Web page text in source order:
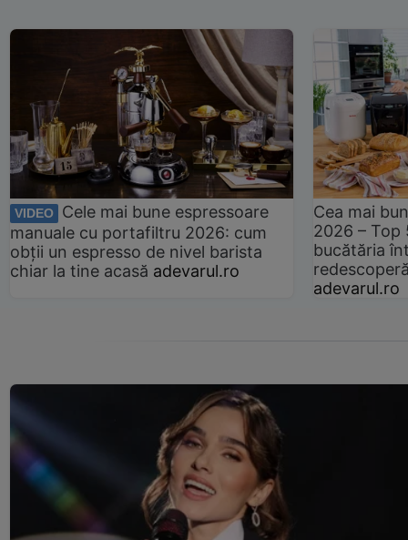
VIDEO
Cele mai bune espressoare
manuale cu portafiltru 2026: cum
obții un espresso de nivel barista
chiar la tine acasă adevarul.ro
Cea mai
2026 –
bucătăria
adevarul.ro